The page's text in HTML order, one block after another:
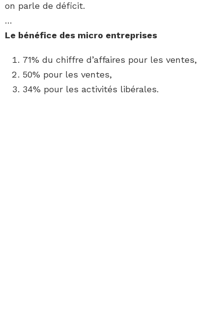
on parle de déficit.
…
Le bénéfice des micro entreprises
71% du chiffre d’affaires pour les ventes,
50% pour les ventes,
34% pour les activités libérales.